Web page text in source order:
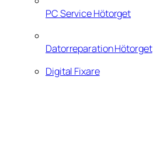
PC Service Hötorget
Datorreparation Hötorget
Digital Fixare